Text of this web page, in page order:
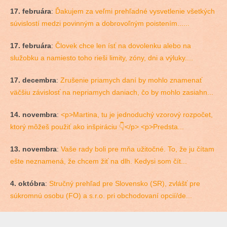
17. februára: Ďakujem za veľmi prehľadné vysvetlenie všetkých
súvislostí medzi povinným a dobrovoľným poistením......
17. februára: Človek chce len ísť na dovolenku alebo na
služobku a namiesto toho rieši limity, zóny, dni a výluky....
17. decembra: Zrušenie priamych daní by mohlo znamenať
väčšiu závislosť na nepriamych daniach, čo by mohlo zasiahn...
14. novembra: <p>Martina, tu je jednoduchý vzorový rozpočet,
ktorý môžeš použiť ako inšpiráciu 👇</p> <p>Predsta...
13. novembra: Vaše rady boli pre mňa užitočné. To, že ju čítam
ešte neznamená, že chcem žiť na dlh. Kedysi som čít...
4. októbra: Stručný prehľad pre Slovensko (SR), zvlášť pre
súkromnú osobu (FO) a s.r.o. pri obchodovaní opcií/de...